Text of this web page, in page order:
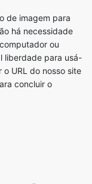
URL do nosso site
concluir o